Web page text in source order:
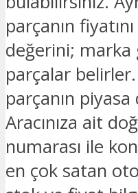
parçanın
değerini; marka
parçalar
parçanın
Aracınıza ait
numarası ile
en çok satan